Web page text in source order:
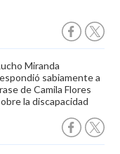
Miranda
sabiamente a
de Camila Flores
la discapacidad